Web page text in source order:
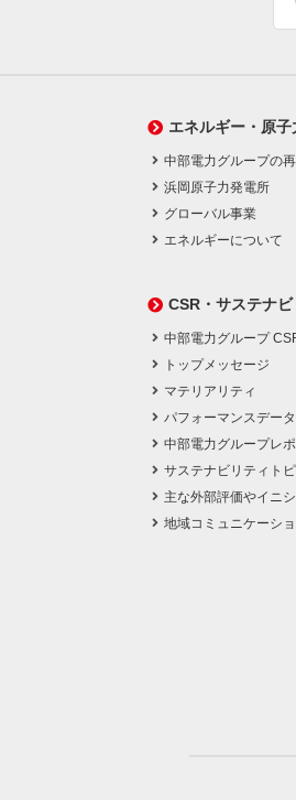
エネルギー・原子
中部電力グループの
浜岡原子力発電所
グローバル事業
エネルギーについて
CSR・サステナビ
中部電力グループ
トップメッセージ
マテリアリティ
パフォーマンスデータ
中部電力グループレ
サステナビリティト
主な外部評価やイニ
地域コミュニケーシ